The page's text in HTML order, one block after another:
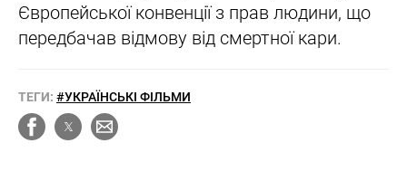
Європейської конвенції з прав людини, що
передбачав відмову від смертної кари.
ТЕГИ: #УКРАЇНСЬКІ ФІЛЬМИ